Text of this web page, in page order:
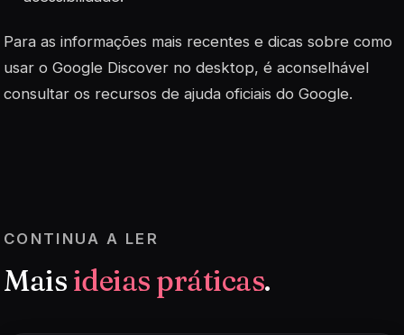
Para as informações mais recentes e dicas sobre como
usar o Google Discover no desktop, é aconselhável
consultar os recursos de ajuda oficiais do Google.
CONTINUA A LER
Mais ideias práticas.